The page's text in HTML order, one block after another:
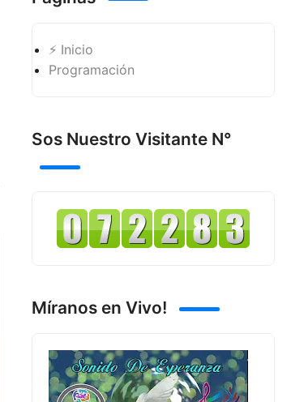
⚡ Inicio
Programación
Sos Nuestro Visitante N°
Míranos en Vivo!